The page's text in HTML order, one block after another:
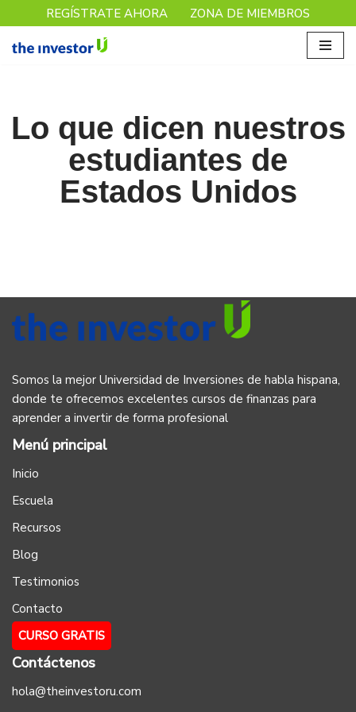
Saltar
REGÍSTRATE AHORA ZONA DE MIEMBROS
Lo que dicen nuestros
estudiantes de
Estados Unidos
Somos la mejor Universidad de Inversiones de habla hispana,
donde te ofrecemos excelentes cursos de finanzas para
aprender a invertir de forma profesional
Menú principal
Inicio
Escuela
Recursos
Blog
Testimonios
Contacto
CURSO GRATIS
Contáctenos
hola@theinvestoru.com